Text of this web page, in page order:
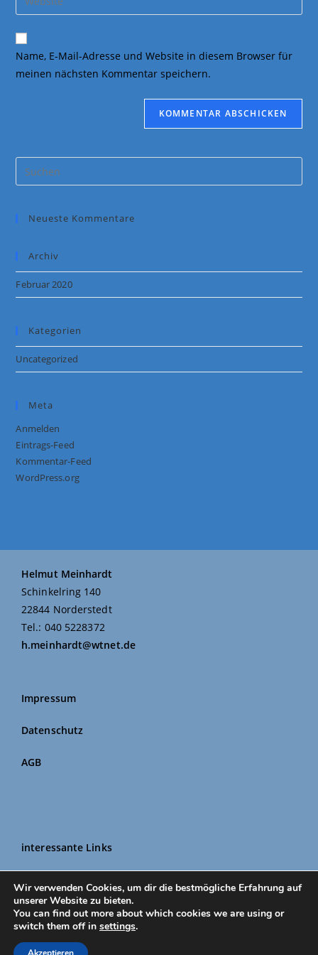
Kommentieren
ein
Mail-
zum
Kommentieren
ein
deine
Website-
URL
Name, E-Mail-Adresse und Website in diesem Browser für
meinen nächsten Kommentar speichern.
Neueste Kommentare
Archiv
Februar 2020
Kategorien
Uncategorized
Meta
Anmelden
Eintrags-Feed
Kommentar-Feed
WordPress.org
Helmut Meinhardt
Schinkelring 140
22844 Norderstedt
Tel.: 040 5228372
h.meinhardt@wtnet.de
Impressum
Datenschutz
AGB
interessante Links
Login
Wir verwenden Cookies, um dir die bestmögliche Erfahrung auf
unserer Website zu bieten.
You can find out more about which cookies we are using or
switch them off in settings.